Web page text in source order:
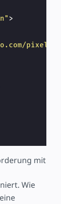
>
mit
Wie